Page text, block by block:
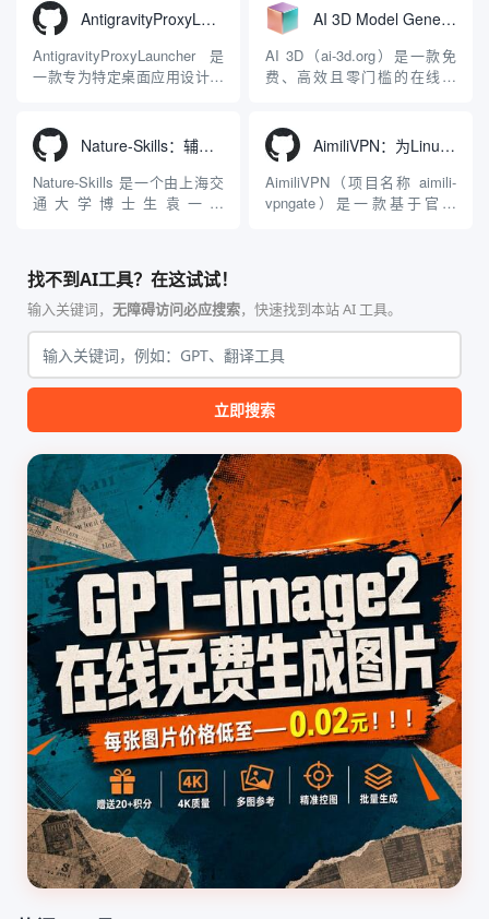
限制，提供集文本、图像、视
频生成于一体的“全模态”大模
型能力。平台的核心产品矩阵
包括主打自动化工作流的
者、营销人员及广大用户提供
一站式、开箱即用的视觉内容
生成解决方案。网站的核心优
势在于其强大的多模型聚合能
AntigravityProxyLauncher：免TUN全局代理使用Antigravity IDE
AntigravityProxyLauncher 是
一款专为特定桌面应用设计的
Windows 平台。当用户使用桌
面版 Gemini 客户端或
Antigravity IDE ...
AI 3D Model Generator：通过文本和图像快速生成3D模型的在线工具
AI 3D（ai-3d.org）是一款免
费、高效且零门槛的在线AI
动Seed 3D两大行业领先的AI
模型架构，致力于帮助用户无
需掌握复杂的3D拓扑知识或昂
贵的专业软件，即可在...
Nature-Skills：辅助撰写学术论文和绘制科研图表的智能体插件
Nature-Skills 是一个由上海交
通大学博士生袁一哲
合，专为顶级学术期刊（如
Nature、Science、Cell 等）
的论文撰写与发表流程设计。
该工具集以智能体插...
AimiliVPN：为Linux提供纯净出站家庭IP的VPN代理网关
AimiliVPN（项目名称 aimili-
vpngate）是一款基于官方
纯 Python 标准库编写，用户
无需安装...
找不到AI工具？在这试试！
输入关键词， 无障碍访问必应搜索，快速找到本站 AI 工具。
立即搜索